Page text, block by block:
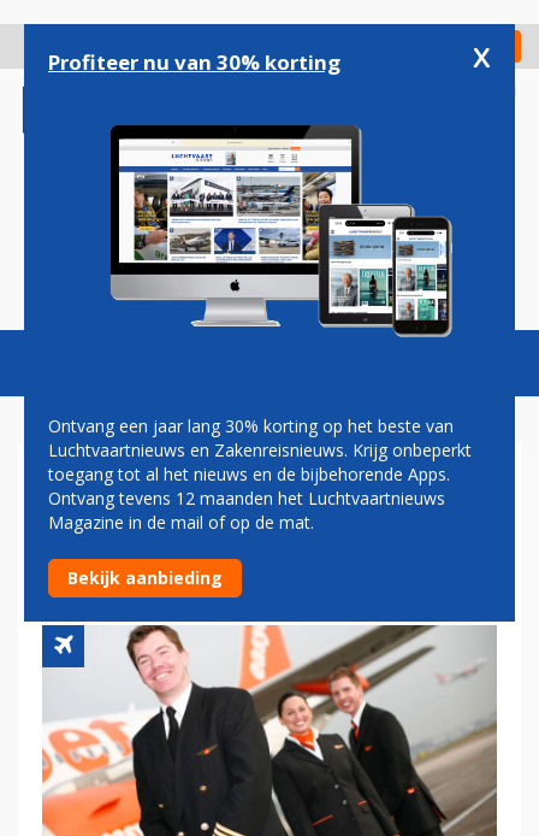
gaan
Check in
Magazine Podcasts Vacatures
BONUS VOOR
CABINEPERSONEEL EASYJET
NA GOEDE CIJFERS
Profiteer nu van 30% korting x
Ontvang een jaar lang 30% korting op het beste van
Luchtvaartnieuws en Zakenreisnieuws. Krijg onbeperkt
toegang tot al het nieuws en de bijbehorende Apps.
Ontvang tevens 12 maanden het Luchtvaartnieuws
Magazine in de mail of op de mat.
Bekijk aanbieding